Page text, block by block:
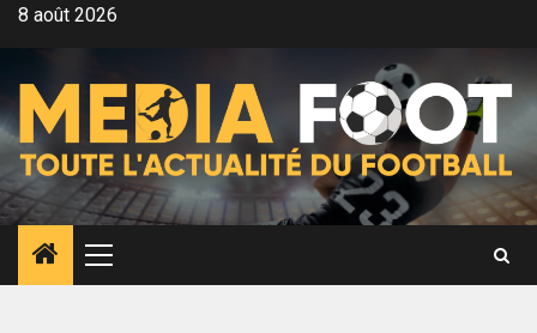
Aller8 août 2026
Menu
principal